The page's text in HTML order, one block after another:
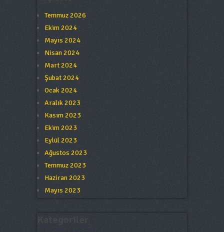
Temmuz 2026
Ekim 2024
Mayıs 2024
Nisan 2024
Mart 2024
Şubat 2024
Ocak 2024
Aralık 2023
Kasım 2023
Ekim 2023
Eylül 2023
Ağustos 2023
Temmuz 2023
Haziran 2023
Mayıs 2023